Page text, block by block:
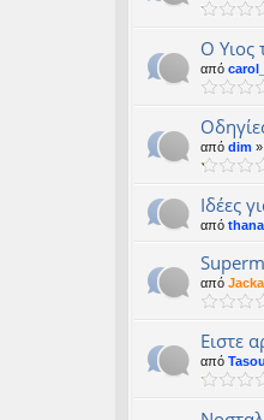
Ο Υιος
από
από dim
Ιδέες
από
από Jackal
Ειστε
από